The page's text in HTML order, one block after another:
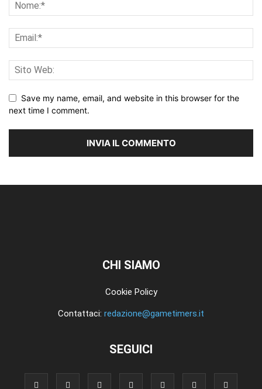
Save my name, email, and website in this browser for the
next time I comment.
CHI SIAMO
Cookie Policy
Contattaci: redazione@gametimers.it
SEGUICI